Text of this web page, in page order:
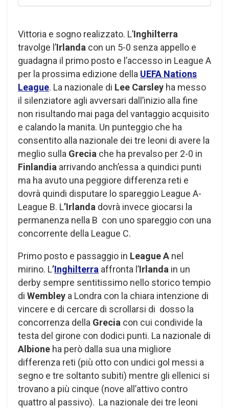
Vittoria e sogno realizzato. L’Inghilterra
travolge l’Irlanda con un 5-0 senza appello e
guadagna il primo posto e l’accesso in League A
per la prossima edizione della UEFA Nations
League. La nazionale di Lee Carsley ha messo
il silenziatore agli avversari dall’inizio alla fine
non risultando mai paga del vantaggio acquisito
e calando la manita. Un punteggio che ha
consentito alla nazionale dei tre leoni di avere la
meglio sulla Grecia che ha prevalso per 2-0 in
Finlandia arrivando anch’essa a quindici punti
ma ha avuto una peggiore differenza reti e
dovrà quindi disputare lo spareggio League A-
League B. L’Irlanda dovrà invece giocarsi la
permanenza nella B con uno spareggio con una
concorrente della League C.
Primo posto e passaggio in League A nel
mirino. L’Inghilterra affronta l’Irlanda in un
derby sempre sentitissimo nello storico tempio
di Wembley a Londra con la chiara intenzione di
vincere e di cercare di scrollarsi di dosso la
concorrenza della Grecia con cui condivide la
testa del girone con dodici punti. La nazionale di
Albione ha però dalla sua una migliore
differenza reti (più otto con undici gol messi a
segno e tre soltanto subiti) mentre gli ellenici si
trovano a più cinque (nove all’attivo contro
quattro al passivo). La nazionale dei tre leoni